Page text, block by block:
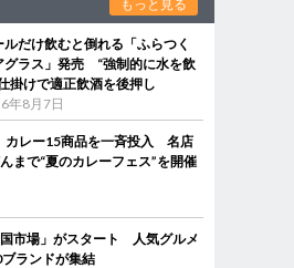
もっと見る
ルだけ飲むと倒れる「ふらつく
グラス」発売 “強制的に水を飲
掛けで適正飲酒を後押し
年8月7日
カレー15商品を一斉投入 名店
まで“夏のカレーフェス”を開催
市場」がスタート 人気グルメ
ランドが集結